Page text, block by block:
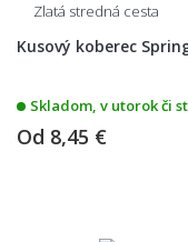
Zlatá stredná cesta
Kusový koberec
Skladom, v utorok či
Od 8,45 €